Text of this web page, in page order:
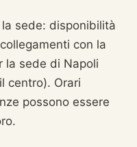
sede: disponibilità
con la
la sede di Napoli
centro). Orari
possono essere